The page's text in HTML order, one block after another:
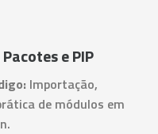
e PIP
Importação,
de módulos em